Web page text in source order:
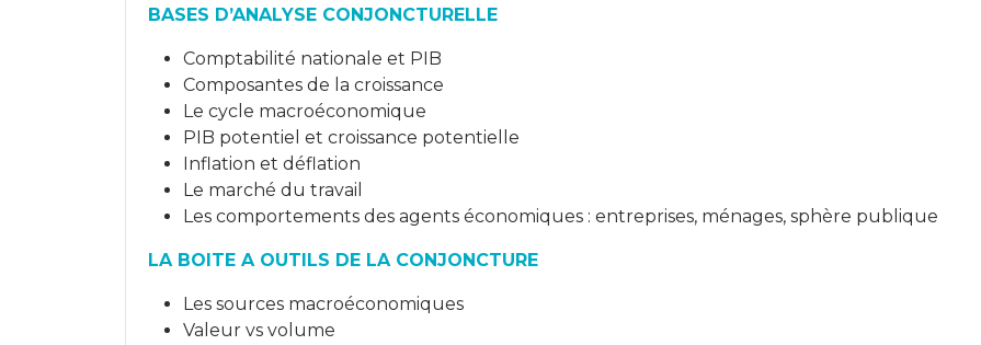
BASES D’ANALYSE CONJONCTURELLE
Comptabilité nationale et PIB
Composantes de la croissance
Le cycle macroéconomique
PIB potentiel et croissance potentielle
Inflation et déflation
Le marché du travail
Les comportements des agents économiques : entreprises, ménages, sphère publique
LA BOITE A OUTILS DE LA CONJONCTURE
Les sources macroéconomiques
Valeur vs volume